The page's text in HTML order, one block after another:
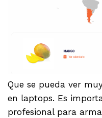
Que se pueda ver
en laptops. Es
profesional para